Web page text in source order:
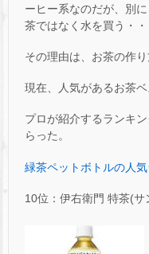
ーヒー系なのだが、別
茶ではなく水を買う・・
その理由は、お茶の作り
現在、人気があるお茶
プロが紹介するランキ
らった。
緑茶ペットボトルの人
10位：伊右衛門 特茶(サ